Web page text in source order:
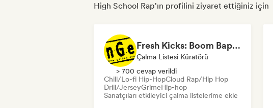
High School Rap'ın profilini ziyaret ettiğiniz için
Fresh Kicks: Boom Bap (by New Golden Era)
Çalma Listesi Küratörü
> 700 cevap verildi
Chill/Lo-fi Hip-HopCloud Rap/Hip Hop
Drill/JerseyGrimeHip-hop
Sanatçıları etkileyici çalma listelerime ekle